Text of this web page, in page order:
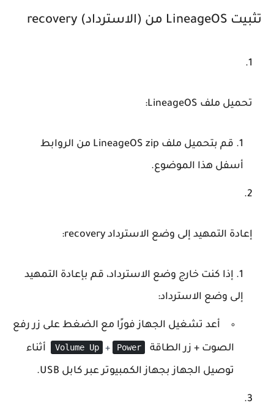
تثبيت LineageOS من (الاسترداد) recovery
تحميل ملف LineageOS :
قم بتحميل ملف LineageOS zip من الروابط
أسفل هذا الموضوع.
إعادة التمهيد إلى وضع الاسترداد recovery :
إذا كنت خارج وضع الاسترداد، قم بإعادة التمهيد
إلى وضع الاسترداد:
أعد تشغيل الجهاز فورًا مع الضغط على زر رفع
الصوت + زر الطاقة Volume Up + Power أثناء
توصيل الجهاز بجهاز الكمبيوتر عبر كابل USB.